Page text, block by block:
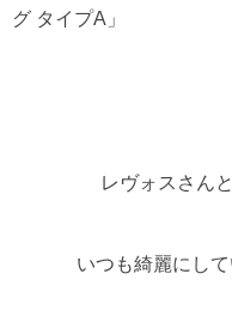
グ タイプA」
レヴォスさん
いつも綺麗にし